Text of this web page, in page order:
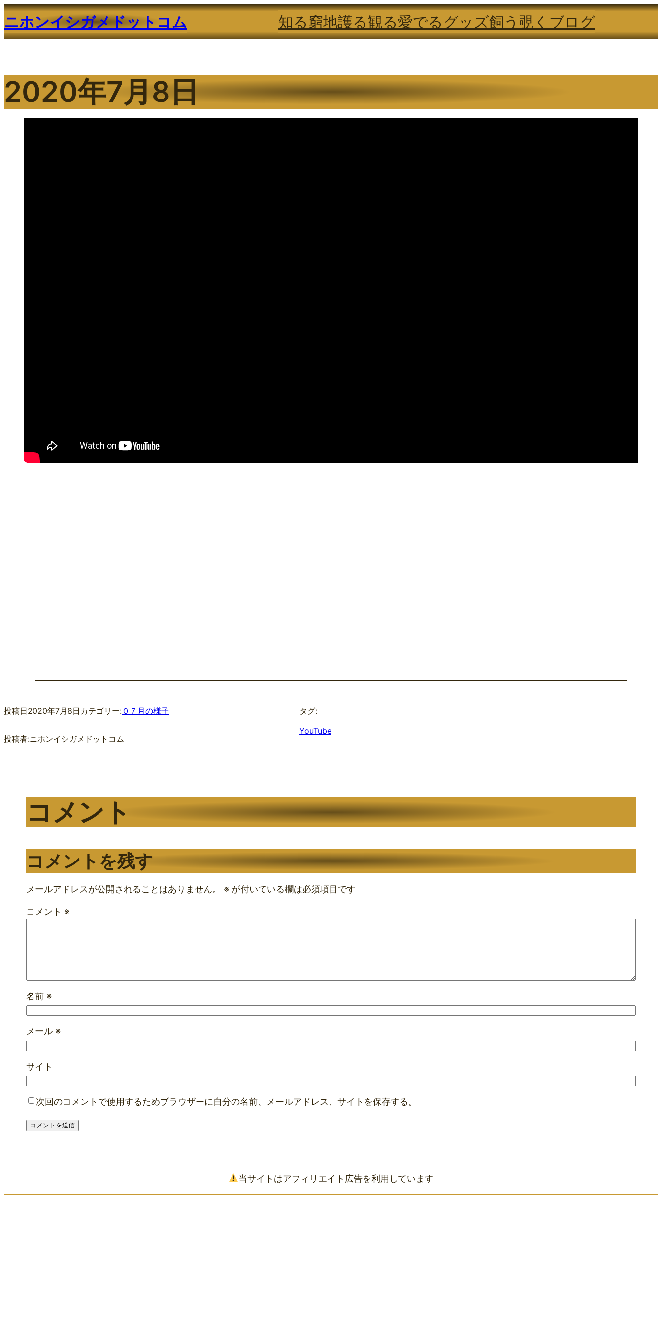
内
容
を
ッ
プ
ニホンイシガメドットコム 知る窮地護る観る愛でる グッズ飼う 覗く ブログ
2020年7月8日
投稿日2020年7月8日 カテゴリー:０７月の様子
投稿者:ニホンイシガメドットコム
タグ:
YouTube
コメント
コメントを残す
メールアドレスが公開されることはありません。 ※ が付いている欄は必須項目です
コメント ※
名前 ※
メール ※
サイト
次回のコメントで使用するためブラウザーに自分の名前、メールアドレス、サイトを保存する。
当サイトはアフィリエイト広告を利用しています